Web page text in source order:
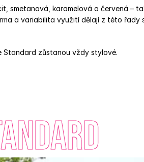
smetanová, karamelová a červená –
a variabilita využití dělají z této řady
Standard zůstanou vždy stylové.